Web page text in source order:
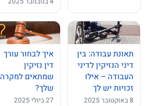
תאונת עבודה: בין
דיני הנזיקין לדיני
העבודה – אילו
זכויות יש לך
8 באוקטובר 2025
איך לבחור עורך
דין נזיקין
שמתאים למקרה
שלך?
27 ביולי 2025